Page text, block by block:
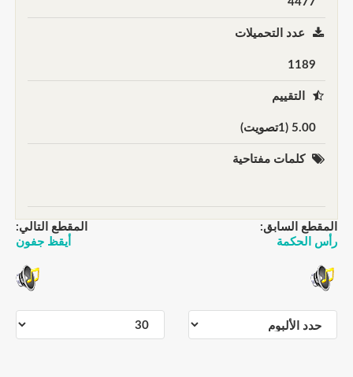
عدد التحميلات
1189
التقييم
5.00 (1تصويت)
كلمات مفتاحية
المقطع السابق:
رأس الحكمة
المقطع التالي:
أيقظ جفون